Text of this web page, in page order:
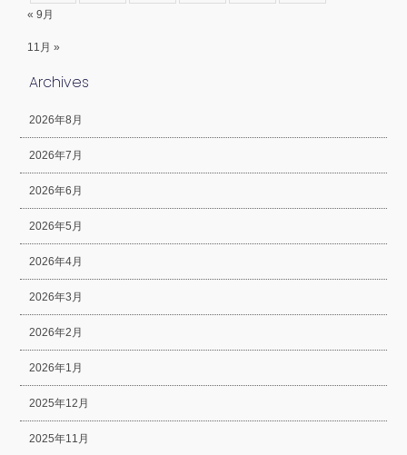
« 9月
11月 »
Archives
2026年8月
2026年7月
2026年6月
2026年5月
2026年4月
2026年3月
2026年2月
2026年1月
2025年12月
2025年11月